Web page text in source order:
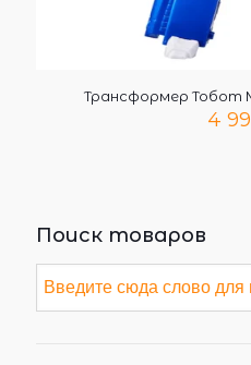
Трансформер Тобот
4
Поиск товаров